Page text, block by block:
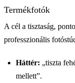
Termékfotók
A cél a tisztaság,
professzionális
Háttér: „tiszta
mellett”.